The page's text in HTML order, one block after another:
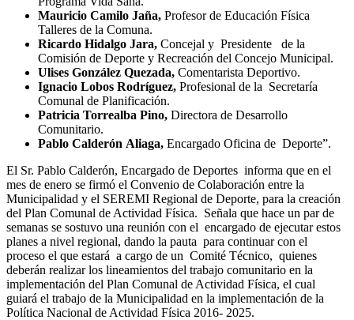
Mauricio Camilo Jaña, Profesor de Educación Física
Talleres de la Comuna.
Ricardo Hidalgo Jara, Concejal y Presidente de la
Comisión de Deporte y Recreación del Concejo Municipal.
Ulises González Quezada, Comentarista Deportivo.
Ignacio Lobos Rodríguez, Profesional de la Secretaría
Comunal de Planificación.
Patricia Torrealba Pino, Directora de Desarrollo
Comunitario.
Pablo Calderón Aliaga, Encargado Oficina de Deporte”.
El Sr. Pablo Calderón, Encargado de Deportes informa que en el
mes de enero se firmó el Convenio de Colaboración entre la
Municipalidad y el SEREMI Regional de Deporte, para la creación
del Plan Comunal de Actividad Física. Señala que hace un par de
semanas se sostuvo una reunión con el encargado de ejecutar estos
planes a nivel regional, dando la pauta para continuar con el
proceso el que estará a cargo de un Comité Técnico, quienes
deberán realizar los lineamientos del trabajo comunitario en la
implementación del Plan Comunal de Actividad Física, el cual
guiará el trabajo de la Municipalidad en la implementación de la
Política Nacional de Actividad Física 2016- 2025.